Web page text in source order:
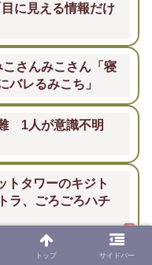
に見える情報だけ
こさんみこさん「寝
バレるみこち」
難 1人が意識不明
トタワーのキジト
ラ、ごろごろハチ
トップ サイドバー